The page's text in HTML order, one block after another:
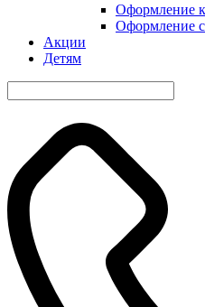
Оформление
Оформление
Акции
Детям